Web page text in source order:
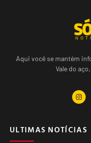
Aqui você se mantém
Vale do
ULTIMAS NOTÍCIAS